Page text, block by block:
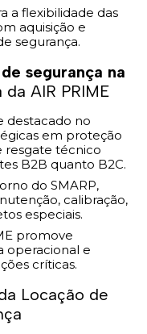
a flexibilidade das
aquisição e
segurança.
segurança na
AIR PRIME
destacado no
em proteção
resgate técnico
B2B quanto B2C.
do SMARP,
calibração,
especiais.
promove
operacional e
críticas.
Locação de